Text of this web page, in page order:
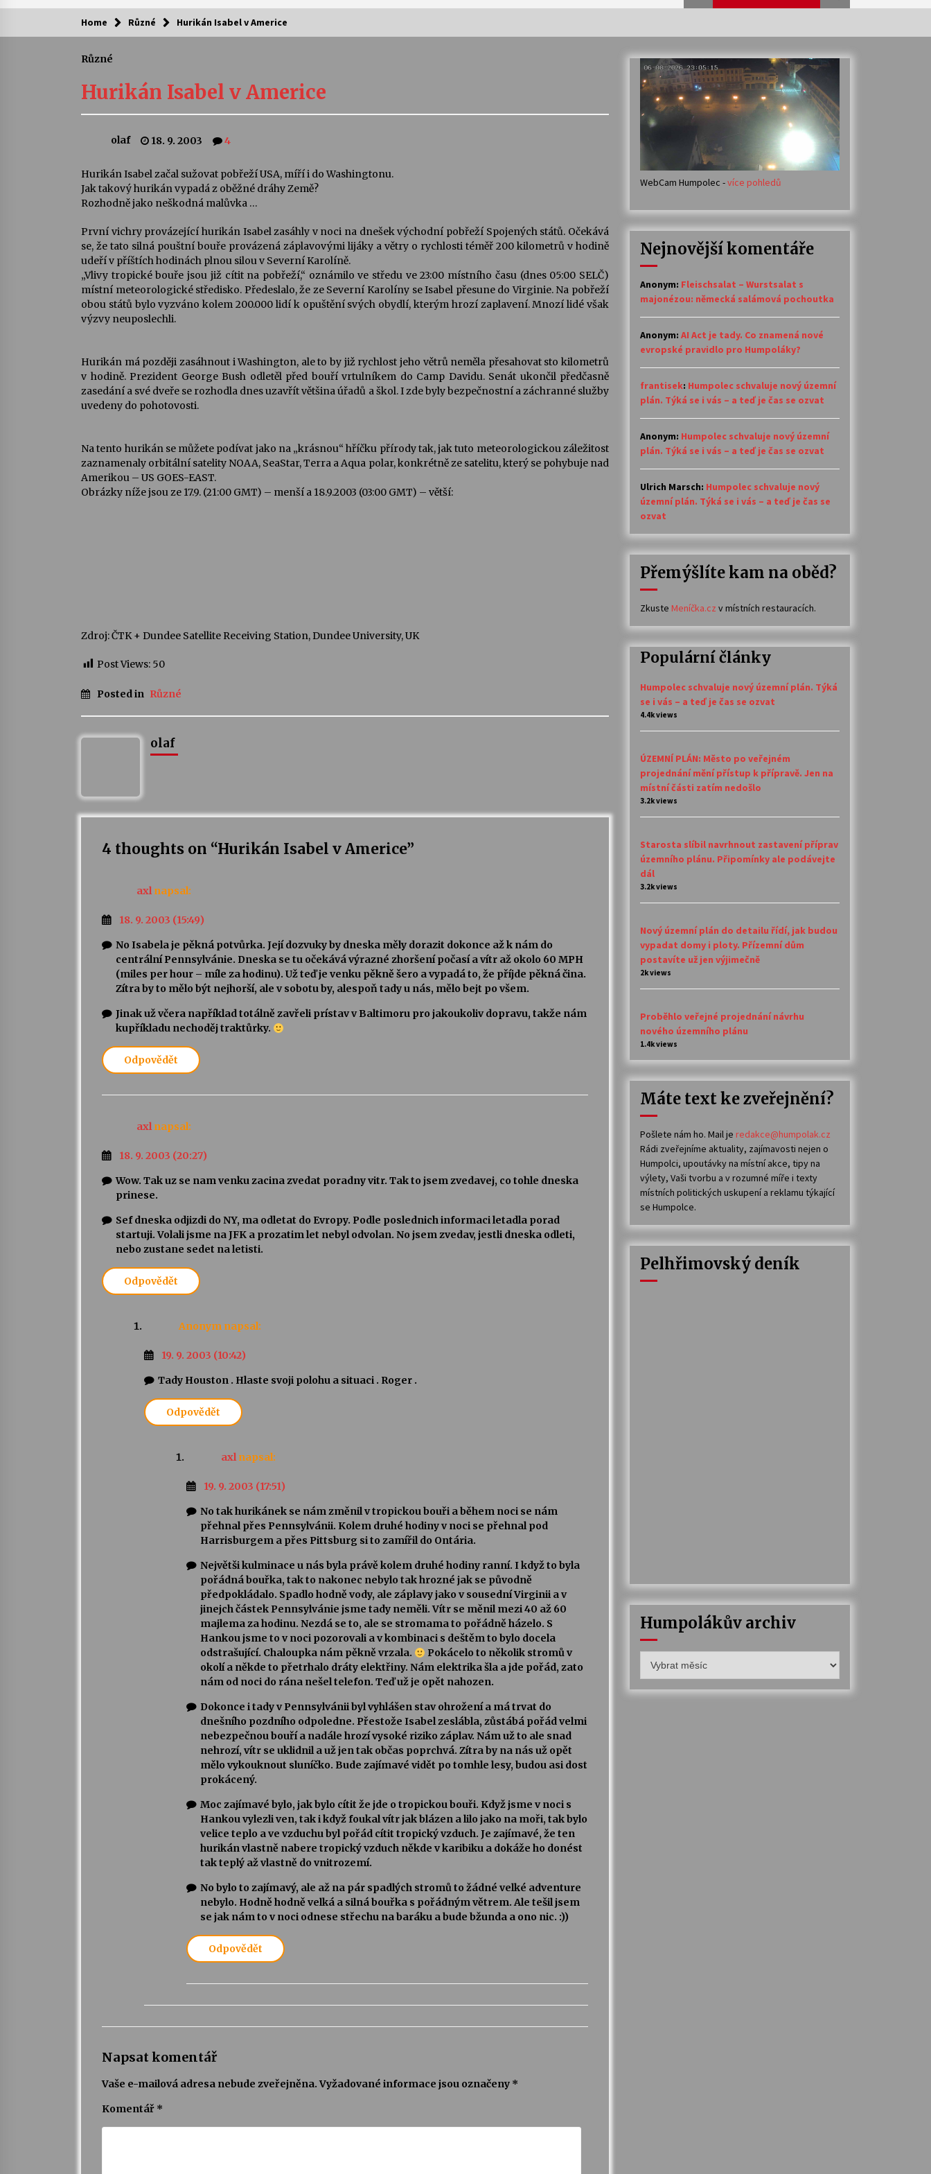
Kam za kulturou?
Camerata a Sukuba Ensemble
4. 8. 2026
Veselí muzikanti
30. 7. 2026
Pozvánka na integrační festival
Quijotova šedesátka: 28. 7.–1. 8.
28. 7. 2026
Votavžatský ploty
23. 7. 2026
Letní koncerty ve Stromovce: Rufus
22. 7. 2026
14. 7. 2026
Za kulturou kousek za Humpolec. V
Želivě ožije odkaz Josefa Čapka
13. 7. 2026
Klášteře Želiv
3. 7. 2026
30. 6. 2026
Home Různé Hurikán Isabel v Americe
Různé
Hurikán Isabel v Americe
olaf 18. 9. 2003 4
Hurikán Isabel začal sužovat pobřeží USA, míří i do Washingtonu.
Jak takový hurikán vypadá z oběžné dráhy Země?
Rozhodně jako neškodná malůvka …
První vichry provázející hurikán Isabel zasáhly v noci na dnešek východní pobřeží Spojených států. Očekává
se, že tato silná pouštní bouře provázená záplavovými lijáky a větry o rychlosti téměř 200 kilometrů v hodině
udeří v příštích hodinách plnou silou v Severní Karolíně.
„Vlivy tropické bouře jsou již cítit na pobřeží,“ oznámilo ve středu ve 23:00 místního času (dnes 05:00 SELČ)
místní meteorologické středisko. Předeslalo, že ze Severní Karolíny se Isabel přesune do Virginie. Na pobřeží
obou států bylo vyzváno kolem 200.000 lidí k opuštění svých obydlí, kterým hrozí zaplavení. Mnozí lidé však
výzvy neuposlechli.
Hurikán má později zasáhnout i Washington, ale to by již rychlost jeho větrů neměla přesahovat sto kilometrů
v hodině. Prezident George Bush odletěl před bouří vrtulníkem do Camp Davidu. Senát ukončil předčasně
zasedání a své dveře se rozhodla dnes uzavřít většina úřadů a škol. I zde byly bezpečnostní a záchranné služby
uvedeny do pohotovosti.
Na tento hurikán se můžete podívat jako na „krásnou“ hříčku přírody tak, jak tuto meteorologickou záležitost
zaznamenaly orbitální satelity NOAA, SeaStar, Terra a Aqua polar, konkrétně ze satelitu, který se pohybuje nad
Amerikou – US GOES-EAST.
Obrázky níže jsou ze 17.9. (21:00 GMT) – menší a 18.9.2003 (03:00 GMT) – větší:
Zdroj: ČTK + Dundee Satellite Receiving Station, Dundee University, UK
Post Views: 50
Posted in Různé
olaf
4 thoughts on “Hurikán Isabel v Americe”
axl napsal:
18. 9. 2003 (15:49)
No Isabela je pěkná potvůrka. Její dozvuky by dneska měly dorazit dokonce až k nám do
centrální Pennsylvánie. Dneska se tu očekává výrazné zhoršení počasí a vítr až okolo 60 MPH
(miles per hour – míle za hodinu). Už teď je venku pěkně šero a vypadá to, že příjde pěkná čina.
Zítra by to mělo být nejhorší, ale v sobotu by, alespoň tady u nás, mělo bejt po všem.
Jinak už včera například totálně zavřeli prístav v Baltimoru pro jakoukoliv dopravu, takže nám
kupříkladu nechoděj traktůrky.
Odpovědět
axl napsal:
18. 9. 2003 (20:27)
Wow. Tak uz se nam venku zacina zvedat poradny vitr. Tak to jsem zvedavej, co tohle dneska
prinese.
Sef dneska odjizdi do NY, ma odletat do Evropy. Podle poslednich informaci letadla porad
startuji. Volali jsme na JFK a prozatim let nebyl odvolan. No jsem zvedav, jestli dneska odleti,
nebo zustane sedet na letisti.
Odpovědět
Anonym napsal:
19. 9. 2003 (10:42)
Tady Houston . Hlaste svoji polohu a situaci . Roger .
Odpovědět
axl napsal:
19. 9. 2003 (17:51)
No tak hurikánek se nám změnil v tropickou bouři a během noci se nám
přehnal přes Pennsylvánii. Kolem druhé hodiny v noci se přehnal pod
Harrisburgem a přes Pittsburg si to zamířil do Ontária.
Největši kulminace u nás byla právě kolem druhé hodiny ranní. I když to byla
pořádná bouřka, tak to nakonec nebylo tak hrozné jak se původně
předpokládalo. Spadlo hodně vody, ale záplavy jako v sousední Virginii a v
jinejch částek Pennsylvánie jsme tady neměli. Vítr se měnil mezi 40 až 60
majlema za hodinu. Nezdá se to, ale se stromama to pořádně házelo. S
Hankou jsme to v noci pozorovali a v kombinaci s deštěm to bylo docela
odstrašující. Chaloupka nám pěkně vrzala.
Pokácelo to několik stromů v
okolí a někde to přetrhalo dráty elektřiny. Nám elektrika šla a jde pořád, zato
nám od noci do rána nešel telefon. Teď už je opět nahozen.
Dokonce i tady v Pennsylvánii byl vyhlášen stav ohrožení a má trvat do
dnešního pozdního odpoledne. Přestože Isabel zeslábla, zůstábá pořád velmi
nebezpečnou bouří a nadále hrozí vysoké riziko záplav. Nám už to ale snad
nehrozí, vítr se uklidnil a už jen tak občas poprchvá. Zítra by na nás už opět
mělo vykouknout sluníčko. Bude zajímavé vidět po tomhle lesy, budou asi dost
prokácený.
Moc zajímavé bylo, jak bylo cítit že jde o tropickou bouři. Když jsme v noci s
Hankou vylezli ven, tak i když foukal vítr jak blázen a lilo jako na moři, tak bylo
velice teplo a ve vzduchu byl pořád cítit tropický vzduch. Je zajímavé, že ten
hurikán vlastně nabere tropický vzduch někde v karibiku a dokáže ho donést
tak teplý až vlastně do vnitrozemí.
No bylo to zajímavý, ale až na pár spadlých stromů to žádné velké adventure
nebylo. Hodně hodně velká a silná bouřka s pořádným větrem. Ale tešil jsem
se jak nám to v noci odnese střechu na baráku a bude bžunda a ono nic. :))
Odpovědět
Napsat komentář
Vaše e-mailová adresa nebude zveřejněna. Vyžadované informace jsou označeny *
Komentář *
WebCam Humpolec -více pohledů
Nejnovější komentáře
Anonym: Fleischsalat – Wurstsalat s
majonézou: německá salámová pochoutka
Anonym: AI Act je tady. Co znamená nové
evropské pravidlo pro Humpoláky?
frantisek: Humpolec schvaluje nový územní
plán. Týká se i vás – a teď je čas se ozvat
Anonym: Humpolec schvaluje nový územní
plán. Týká se i vás – a teď je čas se ozvat
Ulrich Marsch: Humpolec schvaluje nový
územní plán. Týká se i vás – a teď je čas se
ozvat
Přemýšlíte kam na oběd?
Zkuste Meníčka.cz v místních restauracích.
Populární články
Humpolec schvaluje nový územní plán. Týká
se i vás – a teď je čas se ozvat
4.4k views
ÚZEMNÍ PLÁN: Město po veřejném
projednání mění přístup k přípravě. Jen na
místní části zatím nedošlo
3.2k views
Starosta slíbil navrhnout zastavení příprav
územního plánu. Připomínky ale podávejte
dál
3.2k views
Nový územní plán do detailu řídí, jak budou
vypadat domy i ploty. Přízemní dům
postavíte už jen výjimečně
2k views
Proběhlo veřejné projednání návrhu
nového územního plánu
1.4k views
Máte text ke zveřejnění?
Pošlete nám ho. Mail je redakce@humpolak.cz
Rádi zveřejníme aktuality, zajímavosti nejen o
Humpolci, upoutávky na místní akce, tipy na
výlety, Vaši tvorbu a v rozumné míře i texty
místních politických uskupení a reklamu týkající
se Humpolce.
Pelhřimovský deník
Humpolákův archiv
archiv